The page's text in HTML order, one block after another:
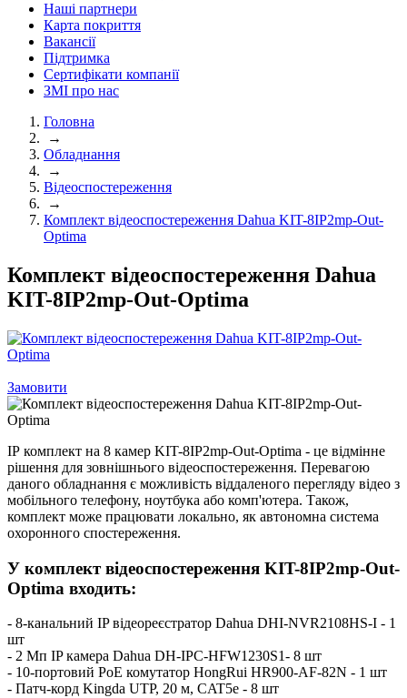
Наші партнери
Карта покриття
Вакансії
Підтримка
Сертифікати компанії
ЗМІ про нас
Головна
→
Обладнання
→
Відеоспостереження
→
Комплект відеоспостереження Dahua KIT-8IP2mp-Out-
Optima
Комплект відеоспостереження Dahua
KIT-8IP2mp-Out-Optima
Замовити
ІР комплект на 8 камер KIT-8IP2mp-Out-Optima - це відмінне
рішення для зовнішнього відеоспостереження. Перевагою
даного обладнання є можливість віддаленого перегляду відео з
мобільного телефону, ноутбука або комп'ютера. Також,
комплект може працювати локально, як автономна система
охоронного спостереження.
У комплект відеоспостереження KIT-8IP2mp-Out-
Optima входить:
- 8-канальний IP відеореєстратор Dahua DHI-NVR2108HS-I - 1
шт
- 2 Mп IP камера Dahua DH-IPC-HFW1230S1- 8 шт
- 10-портовий PoE комутатор HongRui HR900-AF-82N - 1 шт
- Патч-корд Kingda UTP, 20 м, CAT5e - 8 шт